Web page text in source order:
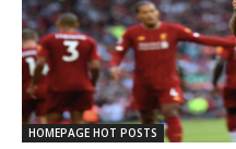
HOMEPAGE HOT POSTS